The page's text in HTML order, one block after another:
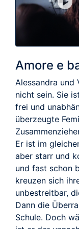
Amore e
Alessandra und
nicht sein. Sie
frei und
überzeugte
Er ist im
aber starr und
und fast schon
kreuzen sich
unbestreitbar,
Dann die
Schule. Doch